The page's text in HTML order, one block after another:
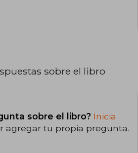
sobre el libro
sobre el libro? Inicia
agregar tu propia pregunta.